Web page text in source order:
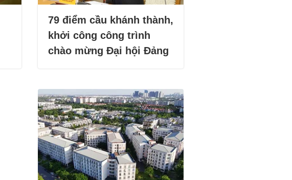
79 điểm cầu khánh thành,
khởi công công trình
chào mừng Đại hội Đảng